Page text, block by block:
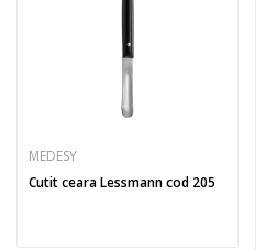
MEDESY
Cutit ceara Lessmann cod 205